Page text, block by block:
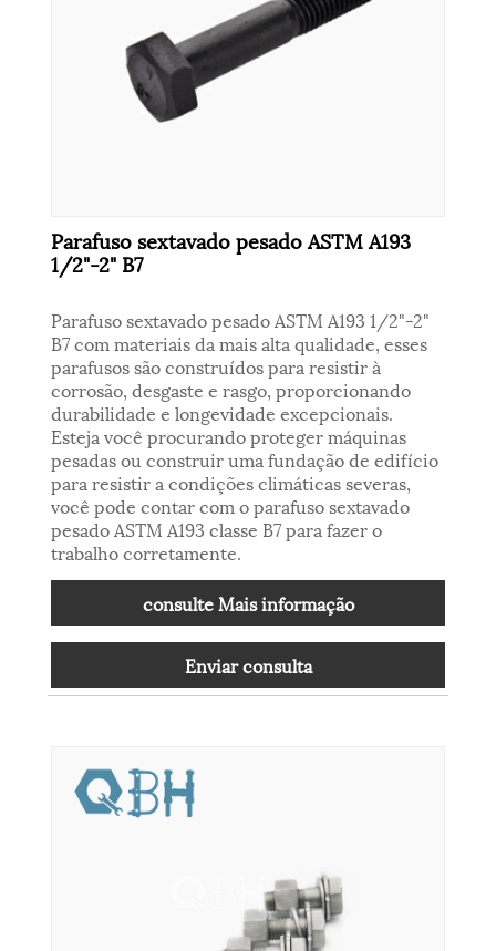
Parafuso sextavado pesado ASTM A193
1/2"-2" B7
Parafuso sextavado pesado ASTM A193 1/2"-2"
B7 com materiais da mais alta qualidade, esses
parafusos são construídos para resistir à
corrosão, desgaste e rasgo, proporcionando
durabilidade e longevidade excepcionais.
Esteja você procurando proteger máquinas
pesadas ou construir uma fundação de edifício
para resistir a condições climáticas severas,
você pode contar com o parafuso sextavado
pesado ASTM A193 classe B7 para fazer o
trabalho corretamente.
consulte Mais informação
Enviar consulta